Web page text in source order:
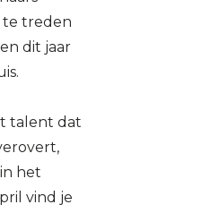
te treden
dit jaar
talent dat
het
vind je